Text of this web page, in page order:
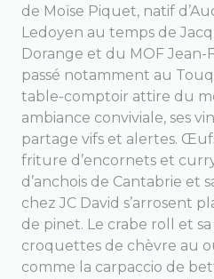
de Moïse Piquet, natif
Ledoyen au temps de
Dorange et du MOF Jean-
passé notamment au
table-comptoir attire du
ambiance conviviale, ses
partage vifs et alertes.
friture d’encornets et
d’anchois de Cantabrie et
chez JC David s’arrosent
de pinet. Le crabe roll et
croquettes de chèvre au
comme la carpaccio de